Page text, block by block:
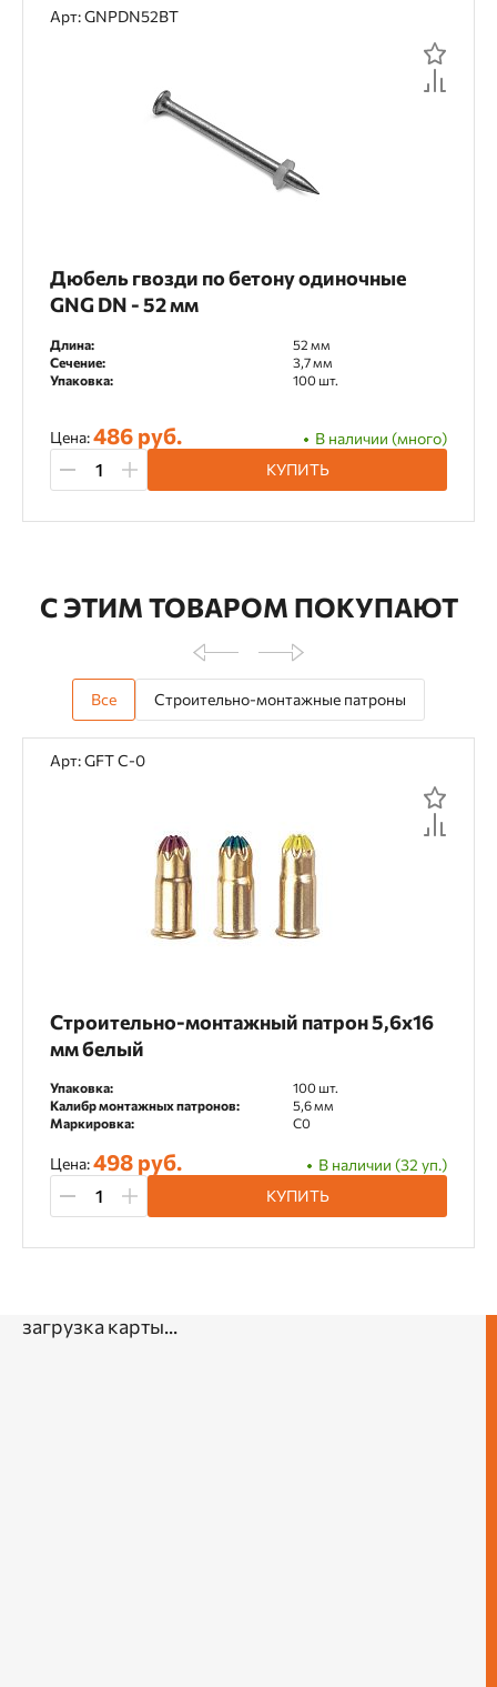
Арт: GNPDN52BT
Дюбель гвозди по бетону одиночные
GNG DN - 52 мм
Длина:
52 мм
Сечение:
3,7 мм
Упаковка:
100 шт.
Цена:486 руб.
В наличии (много)
КУПИТЬ
С ЭТИМ ТОВАРОМ ПОКУПАЮТ
Все Строительно-монтажные патроны
Арт: GFT C-0
Строительно-монтажный патрон 5,6х16
мм белый
Упаковка:
100 шт.
Калибр монтажных патронов:
5,6 мм
Маркировка:
С0
Цена:498 руб.
В наличии (32 уп.)
КУПИТЬ
загрузка карты...